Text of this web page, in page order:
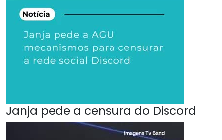
Janja pede a censura do Discord